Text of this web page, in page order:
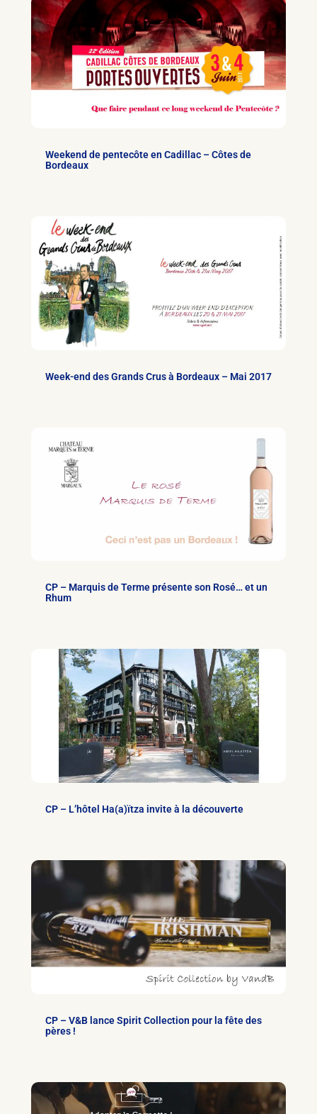
Weekend de pentecôte en Cadillac – Côtes de
Bordeaux
Week-end des Grands Crus à Bordeaux – Mai 2017
CP – Marquis de Terme présente son Rosé… et un
Rhum
CP – L’hôtel Ha(a)ïtza invite à la découverte
CP – V&B lance Spirit Collection pour la fête des
pères !